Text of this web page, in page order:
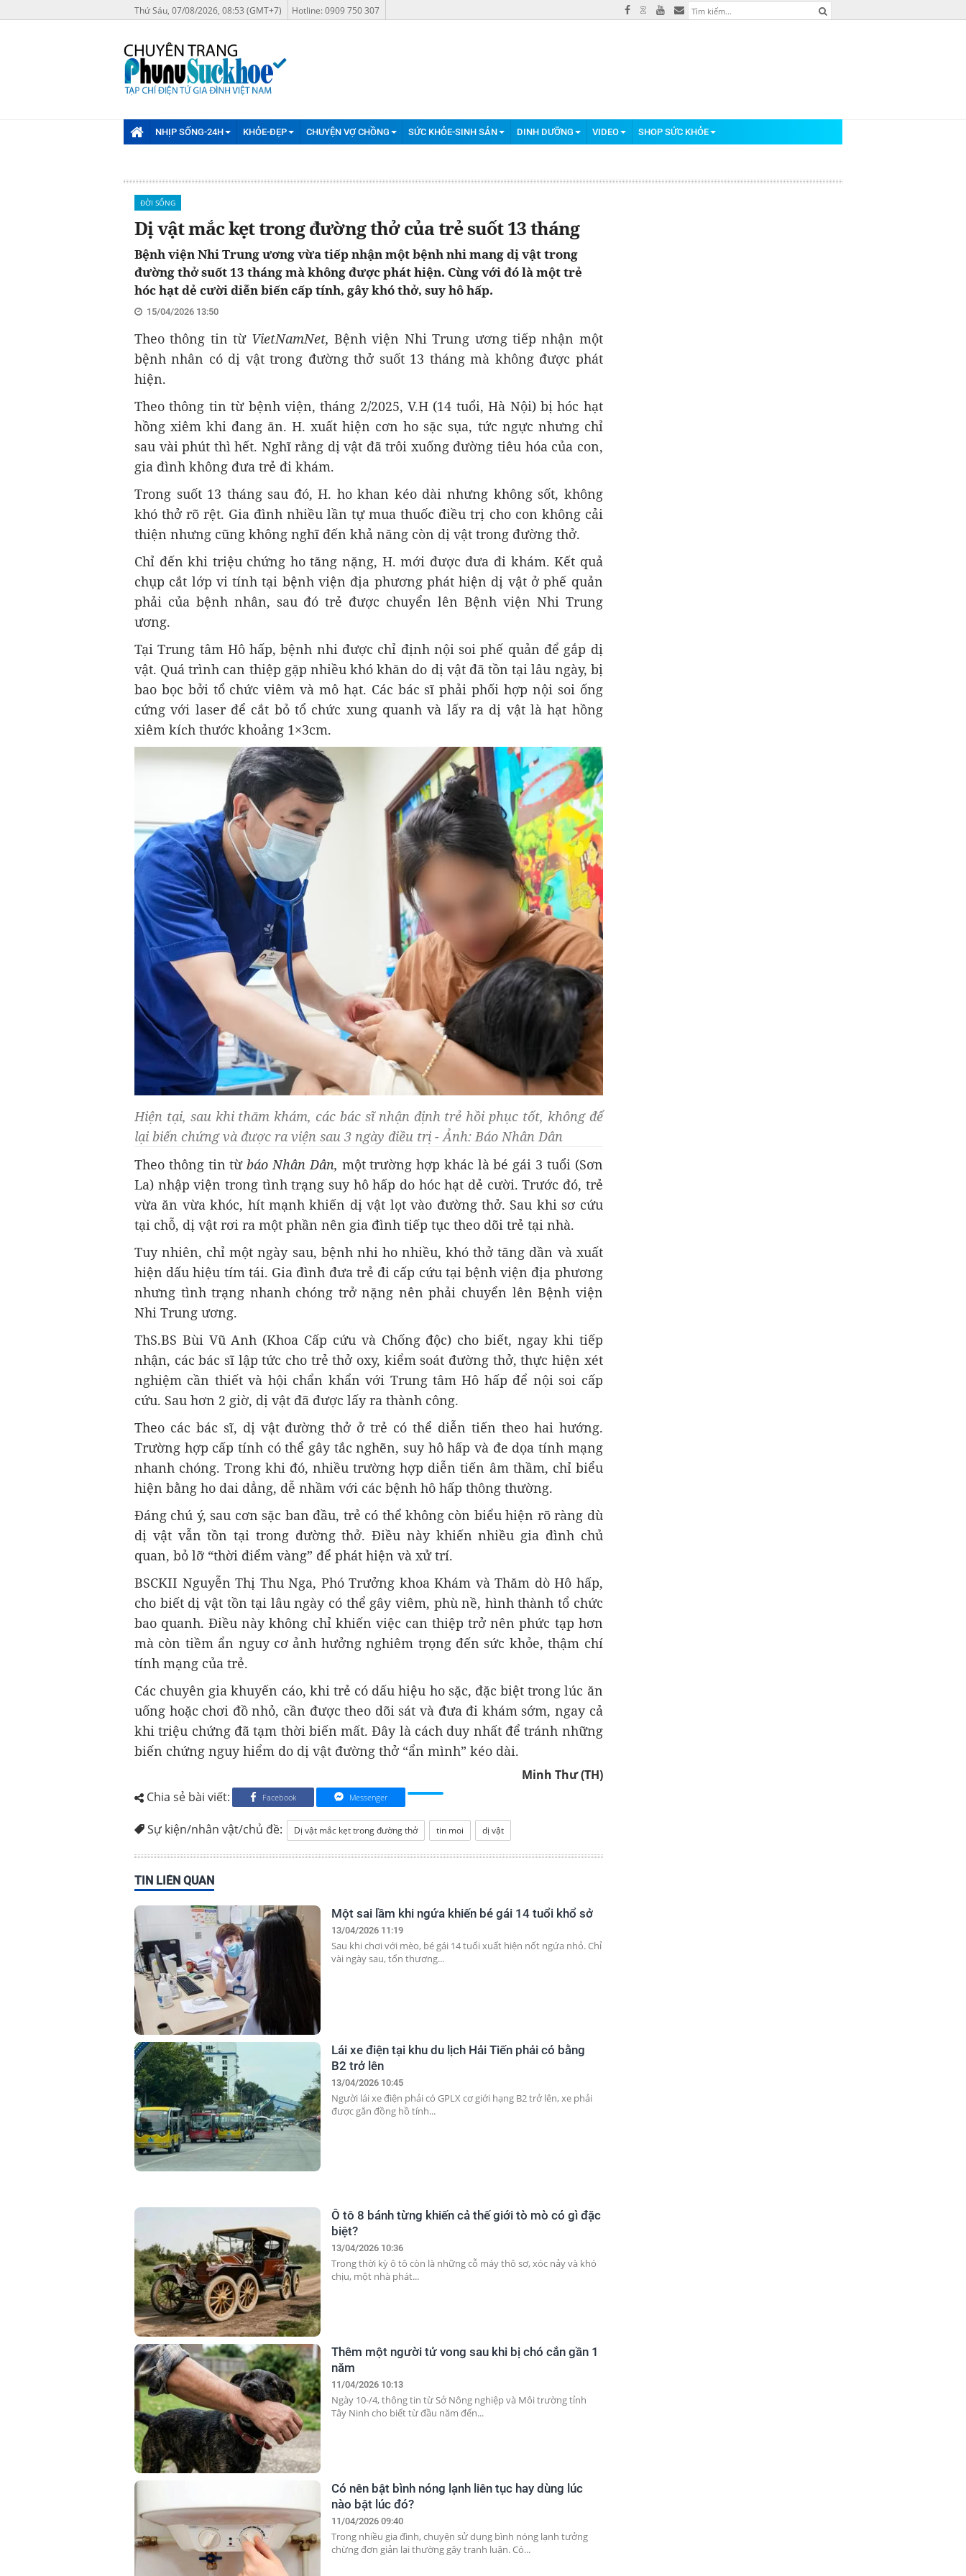
Thứ Sáu, 07/08/2026, 08:53 (GMT+7) Hotline: 0909 750 307
NHỊP SỐNG-24H KHỎE-ĐẸP CHUYỆN VỢ CHỒNG SỨC KHỎE-SINH SẢN DINH DƯỠNG VIDEO SHOP SỨC KHỎE
ĐỜI SỐNG
Dị vật mắc kẹt trong đường thở của trẻ suốt 13 tháng
Bệnh viện Nhi Trung ương vừa tiếp nhận một bệnh nhi mang dị vật trong
đường thở suốt 13 tháng mà không được phát hiện. Cùng với đó là một trẻ
hóc hạt dẻ cười diễn biến cấp tính, gây khó thở, suy hô hấp.
15/04/2026 13:50
Theo thông tin từ VietNamNet, Bệnh viện Nhi Trung ương tiếp nhận một
bệnh nhân có dị vật trong đường thở suốt 13 tháng mà không được phát
hiện.
Theo thông tin từ bệnh viện, tháng 2/2025, V.H (14 tuổi, Hà Nội) bị hóc hạt
hồng xiêm khi đang ăn. H. xuất hiện cơn ho sặc sụa, tức ngực nhưng chỉ
sau vài phút thì hết. Nghĩ rằng dị vật đã trôi xuống đường tiêu hóa của con,
gia đình không đưa trẻ đi khám.
Trong suốt 13 tháng sau đó, H. ho khan kéo dài nhưng không sốt, không
khó thở rõ rệt. Gia đình nhiều lần tự mua thuốc điều trị cho con không cải
thiện nhưng cũng không nghĩ đến khả năng còn dị vật trong đường thở.
Chỉ đến khi triệu chứng ho tăng nặng, H. mới được đưa đi khám. Kết quả
chụp cắt lớp vi tính tại bệnh viện địa phương phát hiện dị vật ở phế quản
phải của bệnh nhân, sau đó trẻ được chuyển lên Bệnh viện Nhi Trung
ương.
Tại Trung tâm Hô hấp, bệnh nhi được chỉ định nội soi phế quản để gắp dị
vật. Quá trình can thiệp gặp nhiều khó khăn do dị vật đã tồn tại lâu ngày, bị
bao bọc bởi tổ chức viêm và mô hạt. Các bác sĩ phải phối hợp nội soi ống
cứng với laser để cắt bỏ tổ chức xung quanh và lấy ra dị vật là hạt hồng
xiêm kích thước khoảng 1×3cm.
Hiện tại, sau khi thăm khám, các bác sĩ nhận định trẻ hồi phục tốt, không để
lại biến chứng và được ra viện sau 3 ngày điều trị - Ảnh: Báo Nhân Dân
Theo thông tin từbáo Nhân Dân, một trường hợp khác là bé gái 3 tuổi (Sơn
La) nhập viện trong tình trạng suy hô hấp do hóc hạt dẻ cười. Trước đó, trẻ
vừa ăn vừa khóc, hít mạnh khiến dị vật lọt vào đường thở. Sau khi sơ cứu
tại chỗ, dị vật rơi ra một phần nên gia đình tiếp tục theo dõi trẻ tại nhà.
Tuy nhiên, chỉ một ngày sau, bệnh nhi ho nhiều, khó thở tăng dần và xuất
hiện dấu hiệu tím tái. Gia đình đưa trẻ đi cấp cứu tại bệnh viện địa phương
nhưng tình trạng nhanh chóng trở nặng nên phải chuyển lên Bệnh viện
Nhi Trung ương.
ThS.BS Bùi Vũ Anh (Khoa Cấp cứu và Chống độc) cho biết, ngay khi tiếp
nhận, các bác sĩ lập tức cho trẻ thở oxy, kiểm soát đường thở, thực hiện xét
nghiệm cần thiết và hội chẩn khẩn với Trung tâm Hô hấp để nội soi cấp
cứu. Sau hơn 2 giờ, dị vật đã được lấy ra thành công.
Theo các bác sĩ, dị vật đường thở ở trẻ có thể diễn tiến theo hai hướng.
Trường hợp cấp tính có thể gây tắc nghẽn, suy hô hấp và đe dọa tính mạng
nhanh chóng. Trong khi đó, nhiều trường hợp diễn tiến âm thầm, chỉ biểu
hiện bằng ho dai dẳng, dễ nhầm với các bệnh hô hấp thông thường.
Đáng chú ý, sau cơn sặc ban đầu, trẻ có thể không còn biểu hiện rõ ràng dù
dị vật vẫn tồn tại trong đường thở. Điều này khiến nhiều gia đình chủ
quan, bỏ lỡ “thời điểm vàng” để phát hiện và xử trí.
BSCKII Nguyễn Thị Thu Nga, Phó Trưởng khoa Khám và Thăm dò Hô hấp,
cho biết dị vật tồn tại lâu ngày có thể gây viêm, phù nề, hình thành tổ chức
bao quanh. Điều này không chỉ khiến việc can thiệp trở nên phức tạp hơn
mà còn tiềm ẩn nguy cơ ảnh hưởng nghiêm trọng đến sức khỏe, thậm chí
tính mạng của trẻ.
Các chuyên gia khuyến cáo, khi trẻ có dấu hiệu ho sặc, đặc biệt trong lúc ăn
uống hoặc chơi đồ nhỏ, cần được theo dõi sát và đưa đi khám sớm, ngay cả
khi triệu chứng đã tạm thời biến mất. Đây là cách duy nhất để tránh những
biến chứng nguy hiểm do dị vật đường thở “ẩn mình” kéo dài.
Minh Thư (TH)
Chia sẻ bài viết:
Facebook Messenger
Sự kiện/nhân vật/chủ đề: Dị vật mắc kẹt trong đường thở tin moi dị vật
TIN LIÊN QUAN
Một sai lầm khi ngứa khiến bé gái 14 tuổi khổ sở
13/04/2026 11:19
Sau khi chơi với mèo, bé gái 14 tuổi xuất hiện nốt ngứa nhỏ. Chỉ
vài ngày sau, tổn thương...
Lái xe điện tại khu du lịch Hải Tiến phải có bằng
B2 trở lên
13/04/2026 10:45
Người lái xe điện phải có GPLX cơ giới hạng B2 trở lên, xe phải
được gắn đồng hồ tính...
Ô tô 8 bánh từng khiến cả thế giới tò mò có gì đặc
biệt?
13/04/2026 10:36
Trong thời kỳ ô tô còn là những cỗ máy thô sơ, xóc nảy và khó
chịu, một nhà phát...
Thêm một người tử vong sau khi bị chó cắn gần 1
năm
11/04/2026 10:13
Ngày 10-/4, thông tin từ Sở Nông nghiệp và Môi trường tỉnh
Tây Ninh cho biết từ đầu năm đến...
Có nên bật bình nóng lạnh liên tục hay dùng lúc
nào bật lúc đó?
11/04/2026 09:40
Trong nhiều gia đình, chuyện sử dụng bình nóng lạnh tưởng
chừng đơn giản lại thường gây tranh luận. Có...